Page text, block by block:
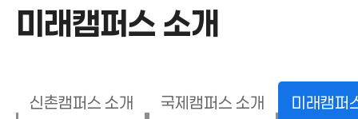
미래캠퍼스 소개
신촌캠퍼스 소개 국제캠퍼스 소개 미래캠퍼